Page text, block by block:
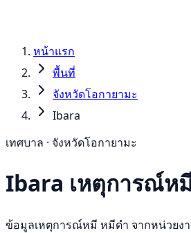
หน้าแรก
พื้นที่
จังหวัดโอกายามะ
Ibara
เทศบาล · จังหวัดโอกายามะ
Ibara เหตุการณ์ห
ข้อมูลเหตุการณ์หมี หมีดำ จากหน่วยง